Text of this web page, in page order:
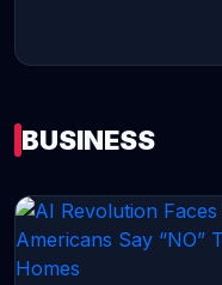
CONTINUE READING →
BUSINESS